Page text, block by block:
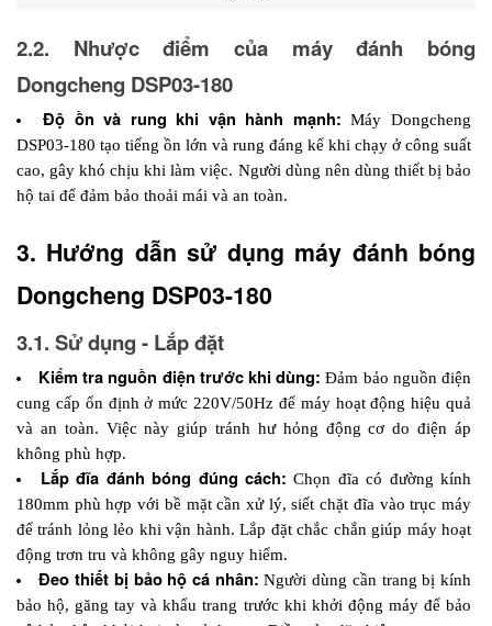
2.2. Nhược điểm của máy đánh bóng
Dongcheng DSP03-180
Độ ồn và rung khi vận hành mạnh: Máy Dongcheng
DSP03-180 tạo tiếng ồn lớn và rung đáng kể khi chạy ở công suất
cao, gây khó chịu khi làm việc. Người dùng nên dùng thiết bị bảo
hộ tai để đảm bảo thoải mái và an toàn.
3. Hướng dẫn sử dụng máy đánh bóng
Dongcheng DSP03-180
3.1. Sử dụng - Lắp đặt
Kiểm tra nguồn điện trước khi dùng: Đảm bảo nguồn điện
cung cấp ổn định ở mức 220V/50Hz để máy hoạt động hiệu quả
và an toàn. Việc này giúp tránh hư hỏng động cơ do điện áp
không phù hợp.
Lắp đĩa đánh bóng đúng cách: Chọn đĩa có đường kính
180mm phù hợp với bề mặt cần xử lý, siết chặt đĩa vào trục máy
để tránh lỏng lẻo khi vận hành. Lắp đặt chắc chắn giúp máy hoạt
động trơn tru và không gây nguy hiểm.
Đeo thiết bị bảo hộ cá nhân: Người dùng cần trang bị kính
bảo hộ, găng tay và khẩu trang trước khi khởi động máy để bảo